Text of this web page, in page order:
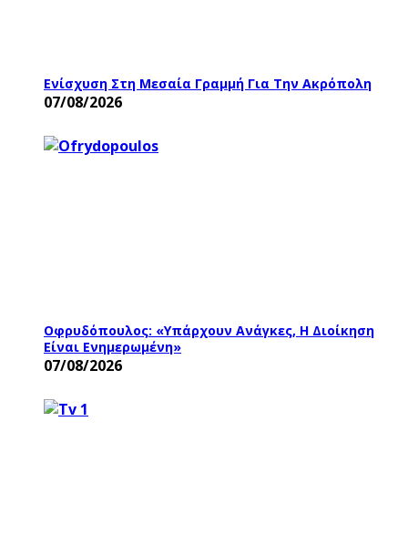
Ενίσχυση Στη Μεσαία Γραμμή Για Την Ακρόπολη
07/08/2026
Οφρυδόπουλος: «Υπάρχουν Ανάγκες, Η Διοίκηση
Είναι Ενημερωμένη»
07/08/2026